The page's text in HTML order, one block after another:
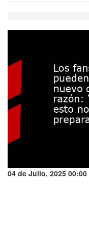
04 de Julio, 2025 00:00